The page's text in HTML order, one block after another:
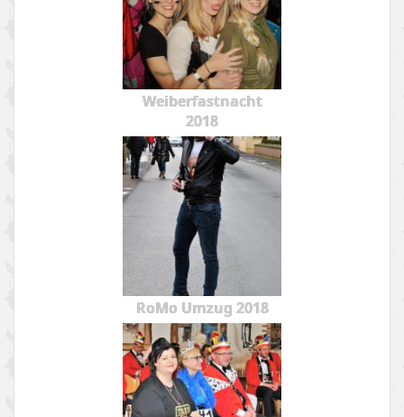
Weiberfastnacht
2018
RoMo Umzug 2018